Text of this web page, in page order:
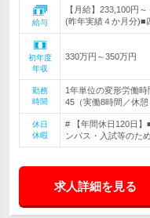
給与
【月給】233,100円
(昨年実績４か月分)■
初年度
年収
330万円～350万円
勤務
時間
1年単位の変形労働時
45（実働8時間／休
休日
休暇
# 【年間休日120日
ンパス・入試等のた
求人詳細を見る